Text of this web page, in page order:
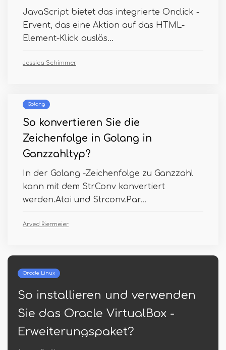
JavaScript bietet das integrierte Onclick -
Ervent, das eine Aktion auf das HTML-
Element-Klick auslös...
Jessica Schimmer
Golang
So konvertieren Sie die
Zeichenfolge in Golang in
Ganzzahltyp?
In der Golang -Zeichenfolge zu Ganzzahl
kann mit dem StrConv konvertiert
werden.Atoi und Strconv.Par...
Arved Riermeier
Python
Python -Liste zu comma
getrennter Zeichenfolge
Gian Eisenlauer